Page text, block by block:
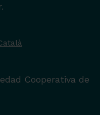
Cooperativa de